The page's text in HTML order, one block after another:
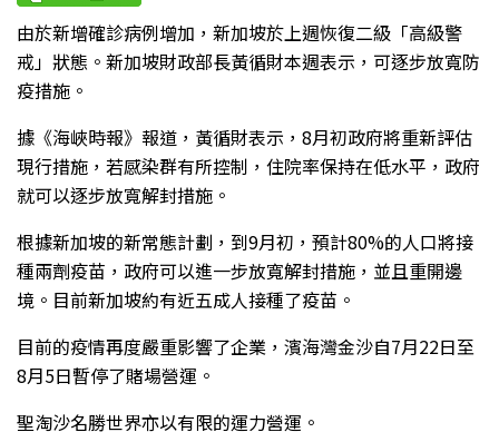
由於新增確診病例增加，新加坡於上週恢復二級「高級警
戒」狀態。新加坡財政部長黃循財本週表示，可逐步放寬防
疫措施。
據《海峽時報》報道，黃循財表示，8月初政府將重新評估
現行措施，若感染群有所控制，住院率保持在低水平，政府
就可以逐步放寬解封措施。
根據新加坡的新常態計劃，到9月初，預計80%的人口將接
種兩劑疫苗，政府可以進一步放寬解封措施，並且重開邊
境。目前新加坡約有近五成人接種了疫苗。
目前的疫情再度嚴重影響了企業，濱海灣金沙自7月22日至
8月5日暫停了賭場營運。
聖淘沙名勝世界亦以有限的運力營運。